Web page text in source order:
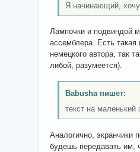
Я начинающий, хочу
Лампочки и подвиндой
ассемблера. Есть такая
немецкого автора, так
либой, разумеется).
Babusha пишет:
текст на маленький
Аналогично, экранчики
будешь передавать им,